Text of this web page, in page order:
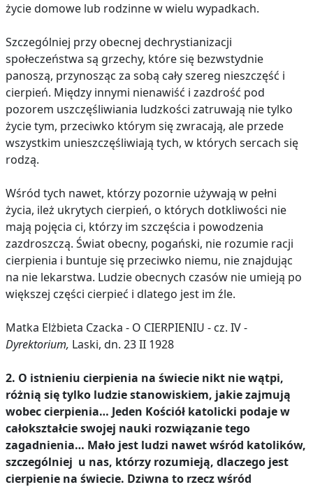
życie domowe lub rodzinne w wielu wypadkach.
Szczególniej przy obecnej dechrystianizacji
społeczeństwa są grzechy, które się bezwstydnie
panoszą, przynosząc za sobą cały szereg nieszczęść i
cierpień. Między innymi nienawiść i zazdrość pod
pozorem uszczęśliwiania ludzkości zatruwają nie tylko
życie tym, przeciwko którym się zwracają, ale przede
wszystkim unieszczęśliwiają tych, w których sercach się
rodzą.
Wśród tych nawet, którzy pozornie używają w pełni
życia, ileż ukrytych cierpień, o których dotkliwości nie
mają pojęcia ci, którzy im szczęścia i powodzenia
zazdroszczą. Świat obecny, pogański, nie rozumie racji
cierpienia i buntuje się przeciwko niemu, nie znajdując
na nie lekarstwa. Ludzie obecnych czasów nie umieją po
większej części cierpieć i dlatego jest im źle.
Matka Elżbieta Czacka - O CIERPIENIU - cz. IV -
Dyrektorium, Laski, dn. 23 II 1928
2. O istnieniu cierpienia na świecie nikt nie wątpi,
różnią się tylko ludzie stanowiskiem, jakie zajmują
wobec cierpienia… Jeden Kościół katolicki podaje w
całokształcie swojej nauki rozwiązanie tego
zagadnienia… Mało jest ludzi nawet wśród katolików,
szczególniej u nas, którzy rozumieją, dlaczego jest
cierpienie na świecie. Dziwna to rzecz wśród